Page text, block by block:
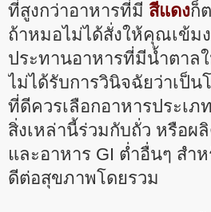
ที่สูงกว่าอาหารที่มี สีแดงก็
ถ้าหมอไม่ได้สั่งให้คุณเข้ม
ประทานอาหารที่มีน้ำตาล
ไม่ได้รับการวินิจฉัยว่าเป็น
ที่ดีควรเลือกอาหารประเภท
สิ่งเหล่านี้ร่วมกับถั่ว หรือ
และอาหาร GI ต่ำอื่นๆ สำ
ดีต่อสุขภาพโดยรวม